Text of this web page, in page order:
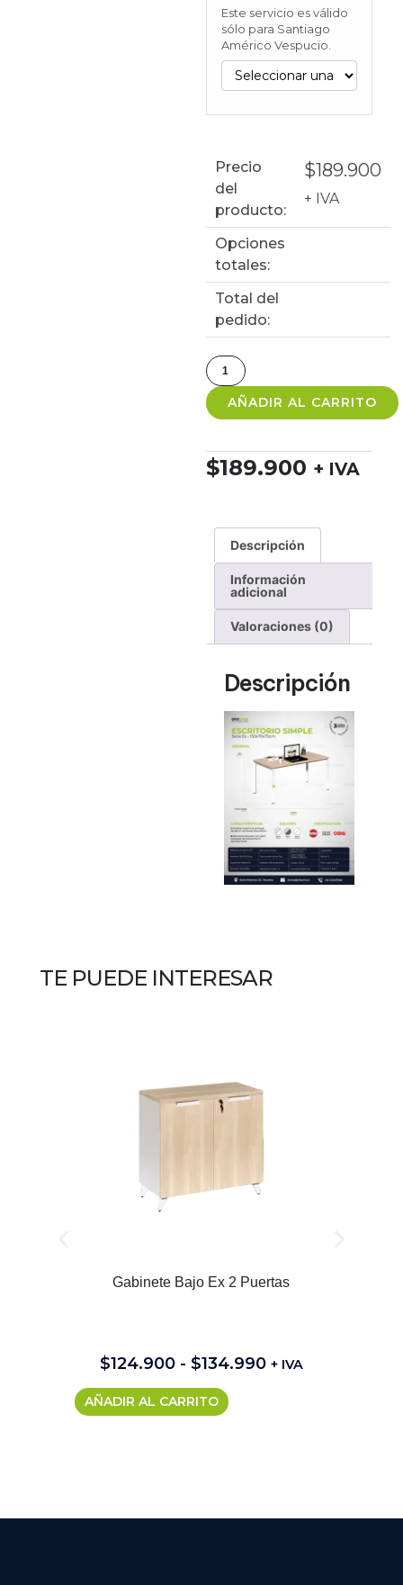
Este servicio es válido
sólo para Santiago
Américo Vespucio.
Precio
del
producto:
$189.900
+ IVA
Opciones
totales:
Total del
pedido:
AÑADIR AL CARRITO
$189.900 + IVA
Descripción
Información
adicional
Valoraciones (0)
Descripción
TE PUEDE INTERESAR
Gabinete Bajo Ex 2 Puertas
$124.900 - $134.990 + IVA
AÑADIR AL CARRITO